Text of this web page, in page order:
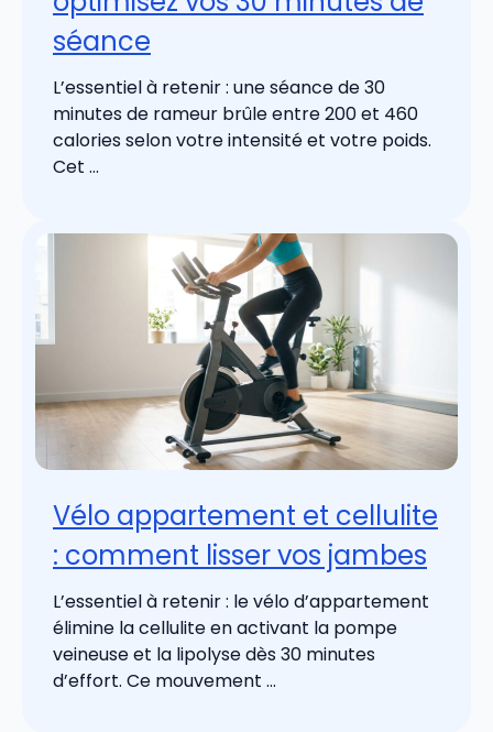
séance
L’essentiel à retenir : une séance de 30
minutes de rameur brûle entre 200 et 460
calories selon votre intensité et votre poids.
Cet ...
Vélo appartement et cellulite
: comment lisser vos jambes
L’essentiel à retenir : le vélo d’appartement
élimine la cellulite en activant la pompe
veineuse et la lipolyse dès 30 minutes
d’effort. Ce mouvement ...